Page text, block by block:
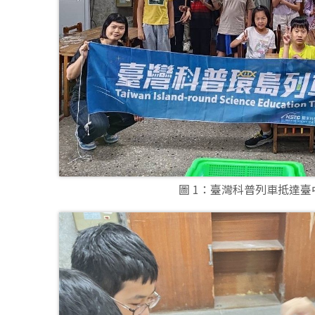
圖 1：臺灣科普列車抵達臺